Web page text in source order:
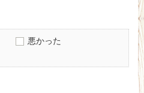
悪かった